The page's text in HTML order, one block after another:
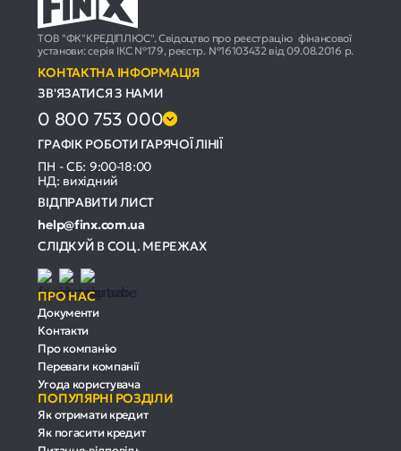
ТОВ "ФК"КРЕДІПЛЮС". Свідоцтво про реєстрацію фінансової
установи: серія ІКС №179, реєстр. №16103432 від 09.08.2016 р.
КОНТАКТНА ІНФОРМАЦІЯ
ЗВ'ЯЗАТИСЯ З НАМИ
0 800 753 000
ГРАФІК РОБОТИ ГАРЯЧОЇ ЛІНІЇ
ПН - СБ: 9:00-18:00
НД: вихідний
ВІДПРАВИТИ ЛИСТ
help@finx.com.ua
СЛІДКУЙ В СОЦ. МЕРЕЖАХ
ПРО НАС
Документи
Контакти
Про компанію
Переваги компанії
Угода користувача
ПОПУЛЯРНІ РОЗДІЛИ
Як отримати кредит
Як погасити кредит